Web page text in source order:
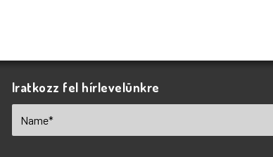
Iratkozz fel hírlevelünkre